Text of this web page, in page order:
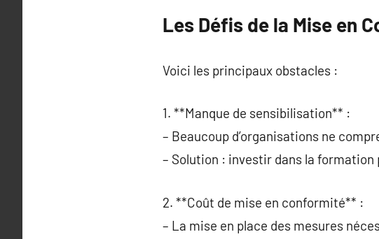
Les Défis de la Mise en
Voici les principaux obstacles :
1. **Manque de sensibilisation** :
– Beaucoup d’organisations ne
– Solution : investir dans la formation
2. **Coût de mise en conformité** :
– La mise en place des mesures